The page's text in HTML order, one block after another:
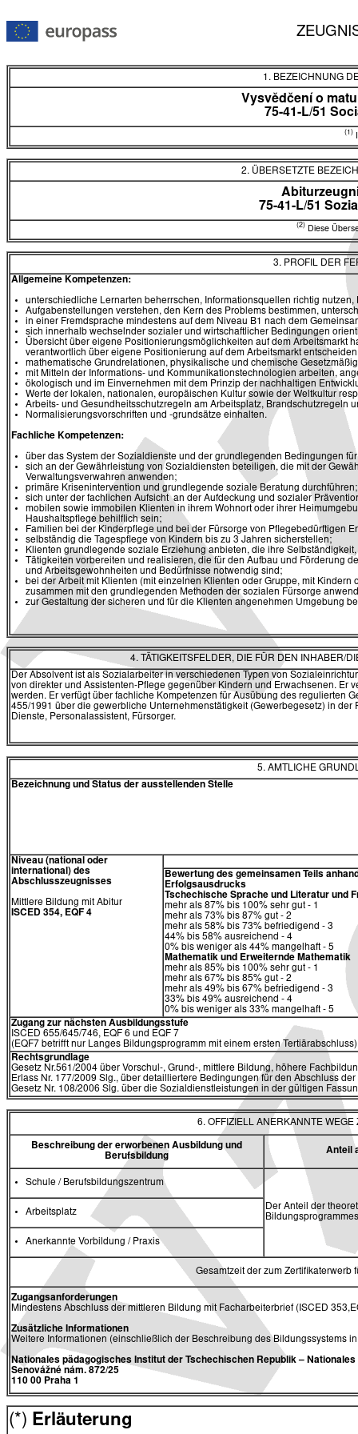
1. BEZEICHNUNG
Vysvědčení o
75-41-L/51
(1)
2. ÜBERSETZTE
75-41-L/51
(2) Diese
3. PROFIL DER
Allgemeine Kompetenzen:
unterschiedliche Lernarten beherrschen, Informationsquellen richtig nutzen,
Aufgabenstellungen verstehen, den Kern des Problems bestimmen,
in einer Fremdsprache mindestens auf dem Niveau B1 nach dem
sich innerhalb wechselnder sozialer und wirtschaftlicher Bedingungen
Übersicht über eigene Positionierungsmöglichkeiten auf dem Arbeitsmarkt
verantwortlich über eigene Positionierung auf dem Arbeitsmarkt
mathematische Grundrelationen, physikalische und chemische
mit Mitteln der Informations- und Kommunikationstechnologien arbeiten,
ökologisch und im Einvernehmen mit dem Prinzip der nachhaltigen
Werte der lokalen, nationalen, europäischen Kultur sowie der Weltkultur
Arbeits- und Gesundheitsschutzregeln am Arbeitsplatz, Brandschutzregeln
Normalisierungsvorschriften und -grundsätze einhalten.
Fachliche Kompetenzen:
über das System der Sozialdienste und der grundlegenden Bedingungen
sich an der Gewährleistung von Sozialdiensten beteiligen, die mit der
Verwaltungsverwahren anwenden;
primäre Krisenintervention und grundlegende soziale Beratung durchführen;
sich unter der fachlichen Aufsicht an der Aufdeckung und sozialer
mobilen sowie immobilen Klienten in ihrem Wohnort oder ihrer
Haushaltspflege behilflich sein;
Familien bei der Kinderpflege und bei der Fürsorge von Pflegebedürftigen
selbständig die Tagespflege von Kindern bis zu 3 Jahren sicherstellen;
Klienten grundlegende soziale Erziehung anbieten, die ihre
Tätigkeiten vorbereiten und realisieren, die für den Aufbau und Förderung
und Arbeitsgewohnheiten und Bedürfnisse notwendig sind;
bei der Arbeit mit Klienten (mit einzelnen Klienten oder Gruppe, mit
zusammen mit den grundlegenden Methoden der sozialen Fürsorge
zur Gestaltung der sicheren und für die Klienten angenehmen Umgebung
4. TÄTIGKEITSFELDER, DIE FÜR DEN INHABER/
Der Absolvent ist als Sozialarbeiter in verschiedenen Typen von
von direkter und Assistenten-Pflege gegenüber Kindern und Erwachsenen. Er
werden. Er verfügt über fachliche Kompetenzen für Ausübung des regulierten
455/1991 über die gewerbliche Unternehmenstätigkeit (Gewerbegesetz) in
Dienste, Personalassistent, Fürsorger.
5. AMTLICHE
Bezeichnung und Status der ausstellenden Stelle
Niveau (national oder
international) des
Abschlusszeugnisses
Mittlere Bildung mit Abitur
ISCED 354, EQF 4
Bewertung des gemeinsamen Teils
Erfolgsausdrucks
Tschechische Sprache und Literatur und
mehr als 87% bis 100% sehr gut - 1
mehr als 73% bis 87% gut - 2
mehr als 58% bis 73% befriedigend - 3
44% bis 58% ausreichend - 4
0% bis weniger als 44% mangelhaft - 5
Mathematik und Erweiternde Mathematik
mehr als 85% bis 100% sehr gut - 1
mehr als 67% bis 85% gut - 2
mehr als 49% bis 67% befriedigend - 3
33% bis 49% ausreichend - 4
0% bis weniger als 33% mangelhaft - 5
Zugang zur nächsten Ausbildungsstufe
ISCED 655/645/746, EQF 6 und EQF 7
(EQF7 betrifft nur Langes Bildungsprogramm mit einem ersten Tertiärabschluss)
Rechtsgrundlage
Gesetz Nr.561/2004 über Vorschul-, Grund-, mittlere Bildung, höhere
Erlass Nr. 177/2009 Slg., über detailliertere Bedingungen für den Abschluss
Gesetz Nr. 108/2006 Slg. über die Sozialdienstleistungen in der gültigen
6. OFFIZIELL ANERKANNTE
Beschreibung der erworbenen Ausbildung und
Berufsbildung
Anteil
Schule / Berufsbildungszentrum
Der Anteil der
Arbeitsplatz
Anerkannte Vorbildung / Praxis
Gesamtzeit der zum
Zugangsanforderungen
Mindestens Abschluss der mittleren Bildung mit Facharbeiterbrief (ISCED
Zusätzliche Informationen
Weitere Informationen (einschließlich der Beschreibung des Bildungssystems
Nationales pädagogisches Institut der Tschechischen Republik–
Senovážné nám. 872/25
110 00 Praha 1
(*) Erläuterung